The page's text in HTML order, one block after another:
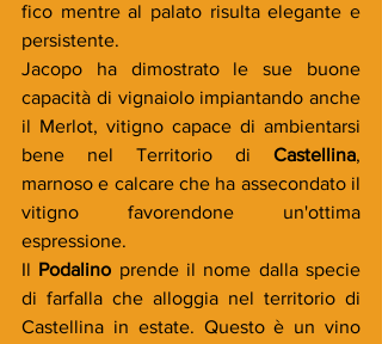
fico mentre al palato risulta elegante e
persistente.
Jacopo ha dimostrato le sue buone
capacità di vignaiolo impiantando anche
il Merlot, vitigno capace di ambientarsi
bene nel Territorio di Castellina,
marnoso e calcare che ha assecondato il
vitigno favorendone un'ottima
espressione.
Il Podalino prende il nome dalla specie
di farfalla che alloggia nel territorio di
Castellina in estate. Questo è un vino